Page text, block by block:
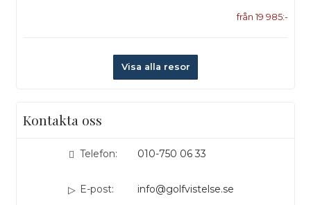
från 19 985:-
Visa alla resor
Kontakta oss
Telefon: 010-750 06 33
E-post: info@golfvistelse.se